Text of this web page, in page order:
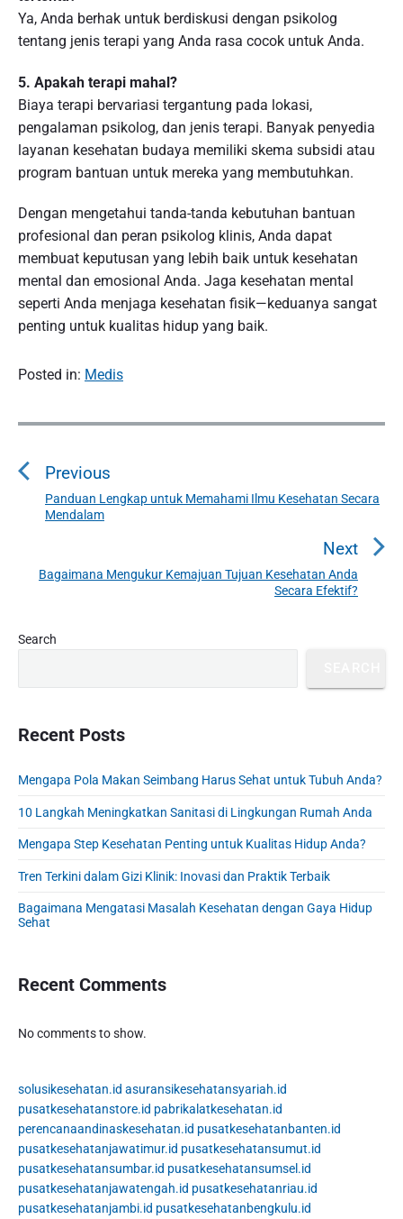
Ya, Anda berhak untuk berdiskusi dengan psikolog
tentang jenis terapi yang Anda rasa cocok untuk Anda.
5. Apakah terapi mahal?
Biaya terapi bervariasi tergantung pada lokasi,
pengalaman psikolog, dan jenis terapi. Banyak penyedia
layanan kesehatan budaya memiliki skema subsidi atau
program bantuan untuk mereka yang membutuhkan.
Dengan mengetahui tanda-tanda kebutuhan bantuan
profesional dan peran psikolog klinis, Anda dapat
membuat keputusan yang lebih baik untuk kesehatan
mental dan emosional Anda. Jaga kesehatan mental
seperti Anda menjaga kesehatan fisik—keduanya sangat
penting untuk kualitas hidup yang baik.
Posted in: Medis
P
s
a
i
n
Previous
P
r
v
u
Panduan Lengkap untuk Memahami Ilmu Kesehatan Secara
Mendalam
Next
N
e
o
Bagaimana Mengukur Kemajuan Tujuan Kesehatan Anda
Secara Efektif?
P
m
r
i
d
b
r
Search
Recent Posts
Mengapa Pola Makan Seimbang Harus Sehat untuk Tubuh Anda?
10 Langkah Meningkatkan Sanitasi di Lingkungan Rumah Anda
Mengapa Step Kesehatan Penting untuk Kualitas Hidup Anda?
Tren Terkini dalam Gizi Klinik: Inovasi dan Praktik Terbaik
Bagaimana Mengatasi Masalah Kesehatan dengan Gaya Hidup
Sehat
Recent Comments
No comments to show.
solusikesehatan.id asuransikesehatansyariah.id
pusatkesehatanstore.id pabrikalatkesehatan.id
perencanaandinaskesehatan.id pusatkesehatanbanten.id
pusatkesehatanjawatimur.id pusatkesehatansumut.id
pusatkesehatansumbar.id pusatkesehatansumsel.id
pusatkesehatanjawatengah.id pusatkesehatanriau.id
pusatkesehatanjambi.id pusatkesehatanbengkulu.id